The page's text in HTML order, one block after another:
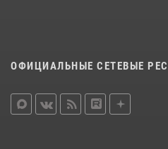
ОФИЦИАЛЬНЫЕ СЕТЕВЫЕ